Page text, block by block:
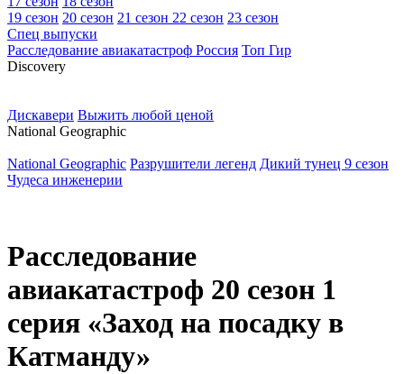
19 сезон 20 сезон 21 сезон 22 сезон 23 сезон
Спец выпуски
Расследование авиакатастроф Россия Топ Гир
Discovery
Дискавери Выжить любой ценой
National Geographic
National Geographic Разрушители легенд Дикий тунец 9 сезон
Чудеса инженерии
Расследование
авиакатастроф 20 сезон 1
серия «Заход на посадку в
Катманду»